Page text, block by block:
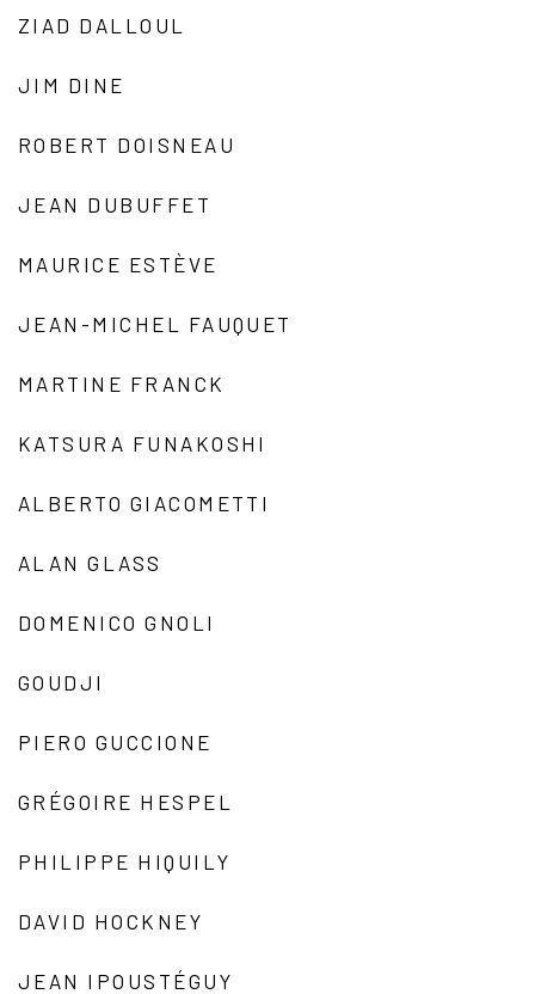
ZIAD DALLOUL
JIM DINE
ROBERT DOISNEAU
JEAN DUBUFFET
MAURICE ESTÈVE
JEAN-MICHEL FAUQUET
MARTINE FRANCK
KATSURA FUNAKOSHI
ALBERTO GIACOMETTI
ALAN GLASS
DOMENICO GNOLI
GOUDJI
PIERO GUCCIONE
GRÉGOIRE HESPEL
PHILIPPE HIQUILY
DAVID HOCKNEY
JEAN IPOUSTÉGUY